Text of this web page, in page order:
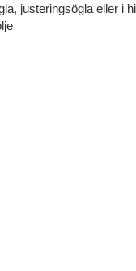
justeringsögla eller i